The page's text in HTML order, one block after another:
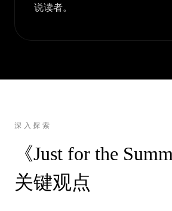
说读者。
深入探索
《Just for the
关键观点